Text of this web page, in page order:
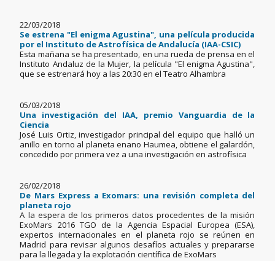
22/03/2018
Se estrena "El enigma Agustina", una película producida
por el Instituto de Astrofísica de Andalucía (IAA-CSIC)
Esta mañana se ha presentado, en una rueda de prensa en el
Instituto Andaluz de la Mujer, la película "El enigma Agustina",
que se estrenará hoy a las 20:30 en el Teatro Alhambra
05/03/2018
Una investigación del IAA, premio Vanguardia de la
Ciencia
José Luis Ortiz, investigador principal del equipo que halló un
anillo en torno al planeta enano Haumea, obtiene el galardón,
concedido por primera vez a una investigación en astrofísica
26/02/2018
De Mars Express a Exomars: una revisión completa del
planeta rojo
A la espera de los primeros datos procedentes de la misión
ExoMars 2016 TGO de la Agencia Espacial Europea (ESA),
expertos internacionales en el planeta rojo se reúnen en
Madrid para revisar algunos desafíos actuales y prepararse
para la llegada y la explotación científica de ExoMars